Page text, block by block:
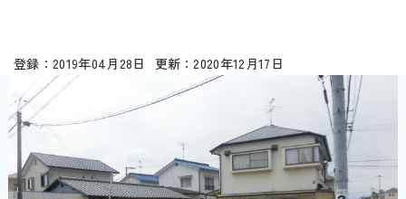
2019年04月28日 2020年12月17日